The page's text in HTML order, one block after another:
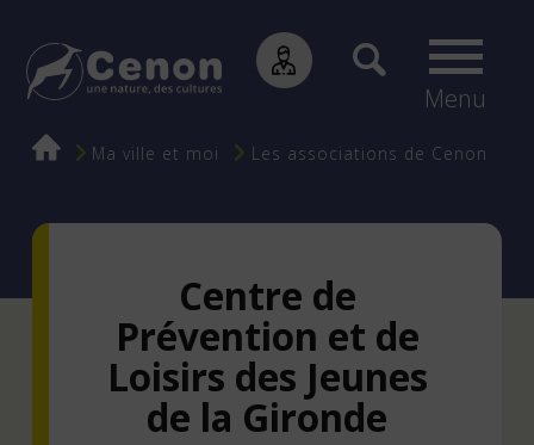
Menu
Fil
Ma ville et moi Les associations de Cenon
Centre de
Prévention et de
Loisirs des Jeunes
de la Gironde